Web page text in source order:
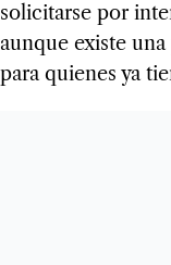
solicitarse por
aunque existe
para quienes ya